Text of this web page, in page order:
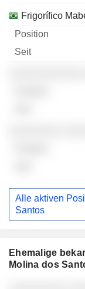
Frigorífico
Alle aktiven
Santos
Ehemalige
Molina dos